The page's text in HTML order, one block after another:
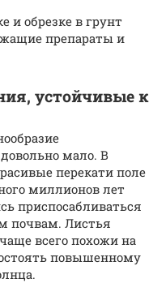
и обрезке в грунт
препараты и
устойчивые к
мало. В
перекати поле
миллионов лет
приспосабливаться
почвам. Листья
всего похожи на
повышенному